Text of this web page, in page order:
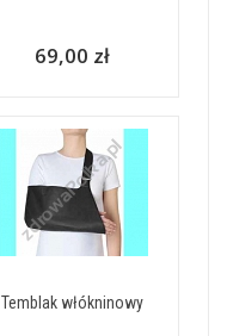
69,00 zł
Temblak włókninowy